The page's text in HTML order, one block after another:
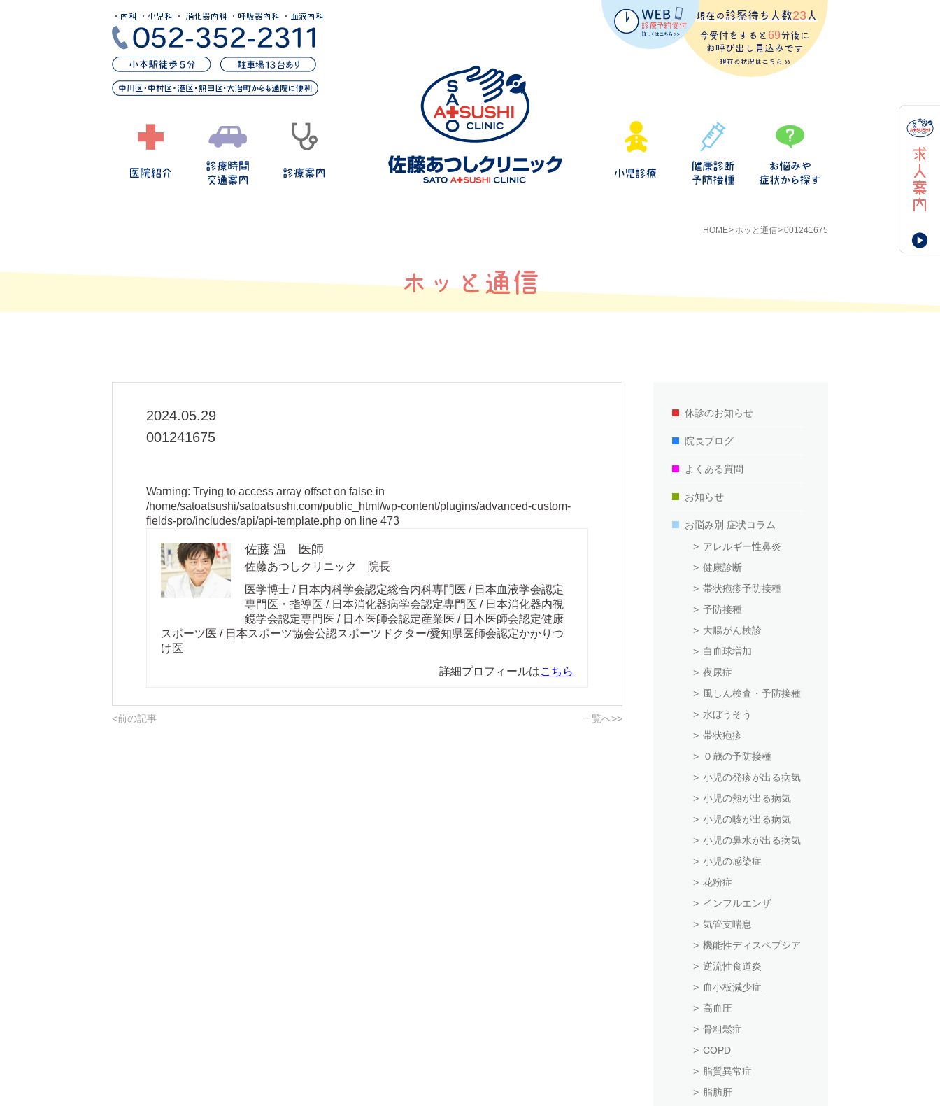
・内科 ・小児科 ・ 消化器内科 ・呼吸器内科 ・血液内科 現在の診察待ち人数23 人
今受付をすると 69分後に
お呼び出し見込みです
現在の状況はこちら >>
HOME ホッと通信 001241675
ホッと通信
2024.05.29
001241675
Warning: Trying to access array offset on false in
/home/satoatsushi/satoatsushi.com/public_html/wp-content/plugins/advanced-custom-
fields-pro/includes/api/api-template.php on line 473
佐藤 温 医師
佐藤あつしクリニック 院長
医学博士 / 日本内科学会認定総合内科専門医 / 日本血液学会認定
専門医・指導医 / 日本消化器病学会認定専門医 / 日本消化器内視
鏡学会認定専門医 / 日本医師会認定産業医 / 日本医師会認定健康
スポーツ医 / 日本スポーツ協会公認スポーツドクター/愛知県医師会認定かかりつ
け医
詳細プロフィールはこちら
<前の記事 一覧へ>>
休診のお知らせ
院長ブログ
よくある質問
お知らせ
お悩み別 症状コラム
アレルギー性鼻炎
健康診断
帯状疱疹予防接種
予防接種
大腸がん検診
白血球増加
夜尿症
風しん検査・予防接種
水ぼうそう
帯状疱疹
０歳の予防接種
小児の発疹が出る病気
小児の熱が出る病気
小児の咳が出る病気
小児の鼻水が出る病気
小児の感染症
花粉症
インフルエンザ
気管支喘息
機能性ディスペプシア
逆流性食道炎
血小板減少症
高血圧
骨粗鬆症
COPD
脂質異常症
脂肪肝